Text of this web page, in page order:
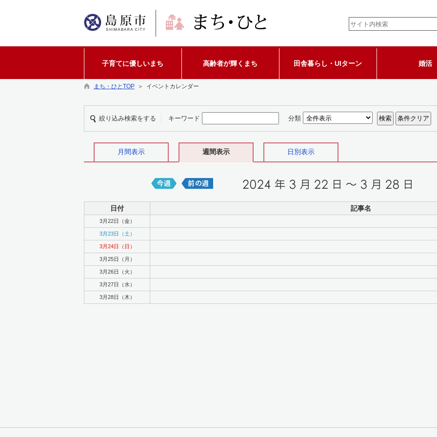
子育てに優しいまち 高齢者が輝くまち 田舎暮らし・UIターン 婚活
まち・ひとTOP ＞ イベントカレンダー
絞り込み検索をする キーワード 分類
月間表示 週間表示 日別表示
日付 記事名
3月22日（金）
3月23日（土）
3月24日（日）
3月25日（月）
3月26日（火）
3月27日（水）
3月28日（木）